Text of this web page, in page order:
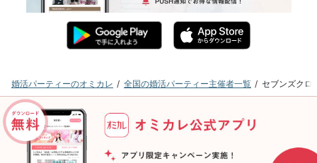
婚活パーティーのオミカレ 全国の婚活パーティー主催者一覧 セブンズクロ